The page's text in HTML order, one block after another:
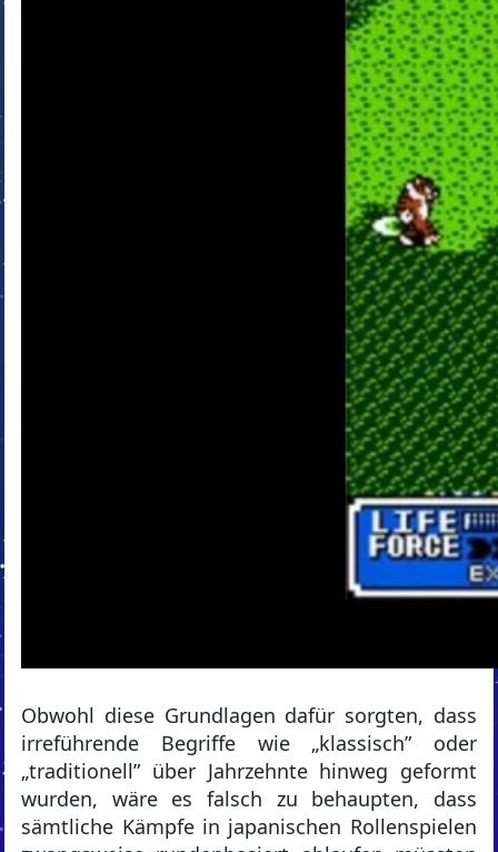
Obwohl diese Grundlagen dafür sorgten, dass
irreführende Begriffe wie „klassisch” oder
„traditionell” über Jahrzehnte hinweg geformt
wurden, wäre es falsch zu behaupten, dass
sämtliche Kämpfe in japanischen Rollenspielen